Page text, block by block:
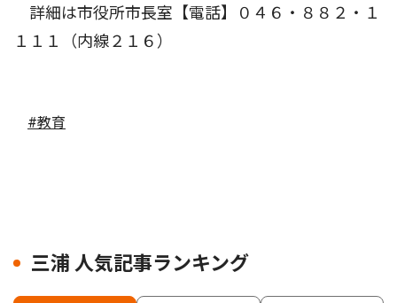
詳細は市役所市長室【電話】０４６・８８２・１
１１１（内線２１６）
#教育
三浦 人気記事ランキング